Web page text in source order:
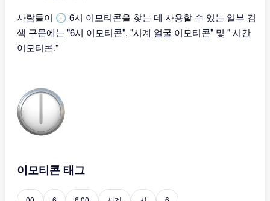
사람들이 🕕 6시 이모티콘을 찾는 데 사용할 수 있는 일부 검
색 구문에는 "6시 이모티콘", "시계 얼굴 이모티콘" 및 " 시간
이모티콘."
이모티콘 태그